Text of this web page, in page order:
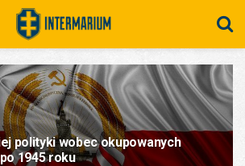
polityki wobec okupowanych
1945 roku